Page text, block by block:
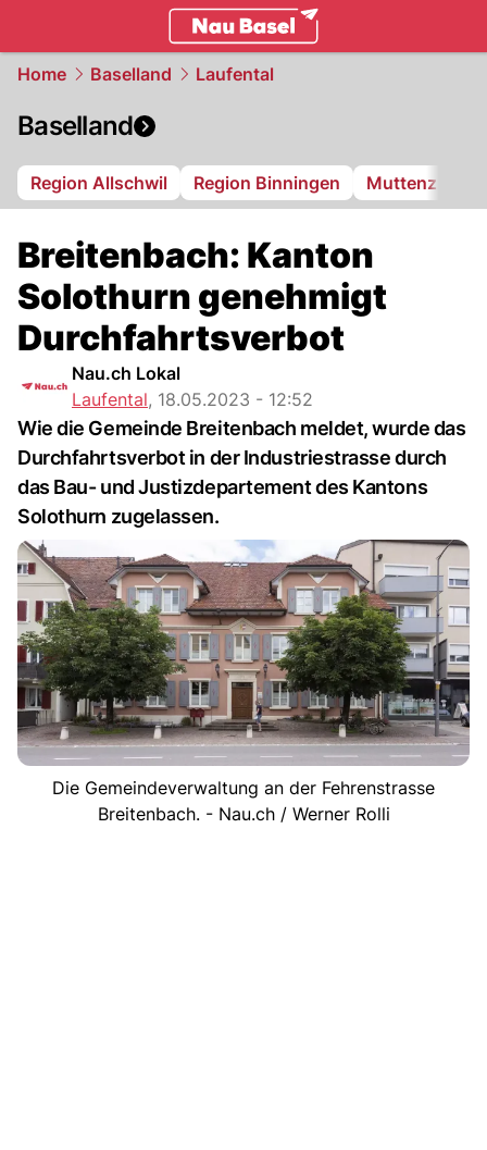
Home Baselland Laufental
Baselland
Region Allschwil Region Binningen Muttenz
Breitenbach: Kanton
Solothurn genehmigt
Durchfahrtsverbot
Nau.ch Lokal
Laufental, 18.05.2023 - 12:52
Wie die Gemeinde Breitenbach meldet, wurde das
Durchfahrtsverbot in der Industriestrasse durch
das Bau- und Justizdepartement des Kantons
Solothurn zugelassen.
Die Gemeindeverwaltung an der Fehrenstrasse
Breitenbach. - Nau.ch / Werner Rolli